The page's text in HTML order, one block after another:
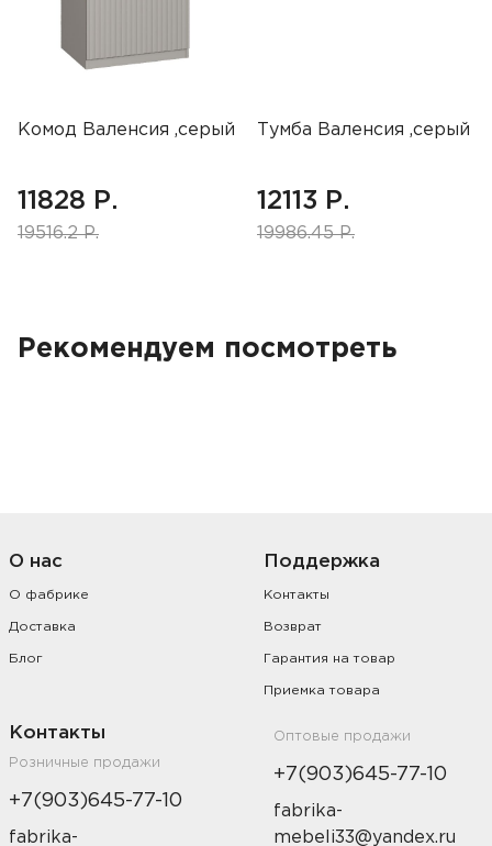
Комод Валенсия ,серый
11828 Р.
19516.2 Р.
Тумба Валенсия ,серый
12113 Р.
19986.45 Р.
Рекомендуем посмотреть
О нас
О фабрике
Доставка
Блог
Поддержка
Контакты
Возврат
Гарантия на товар
Приемка товара
Контакты
Розничные продажи
+7(903)645-77-10
fabrika-
Оптовые продажи
+7(903)645-77-10
fabrika-
mebeli33@yandex.ru